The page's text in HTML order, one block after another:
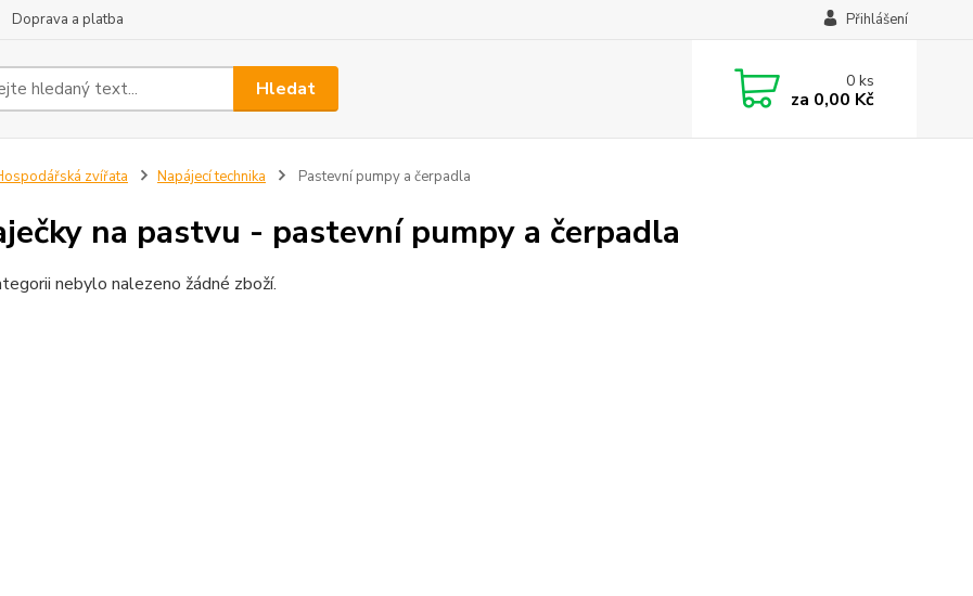
Doprava a platba Přihlášení
Hledat 0ks
za 0,00 Kč
zvířata Napájecí technika Pastevní pumpy a čerpadla
na pastvu - pastevní pumpy a čerpadla
nebylo nalezeno žádné zboží.